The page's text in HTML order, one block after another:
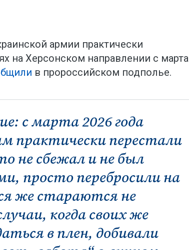
армии практически
на Херсонском направлении с марта
в пророссийском подполье.
с марта 2026 года
практически перестали
не сбежал и не был
просто перебросили на
же стараются не
когда своих же
в плен, добивали